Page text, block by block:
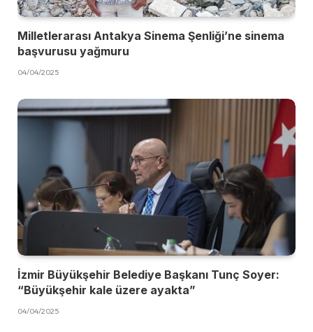
Milletlerarası Antakya Sinema Şenliği’ne sinema
başvurusu yağmuru
04/04/2025
İzmir Büyükşehir Belediye Başkanı Tunç Soyer:
“Büyükşehir kale üzere ayakta”
04/04/2025